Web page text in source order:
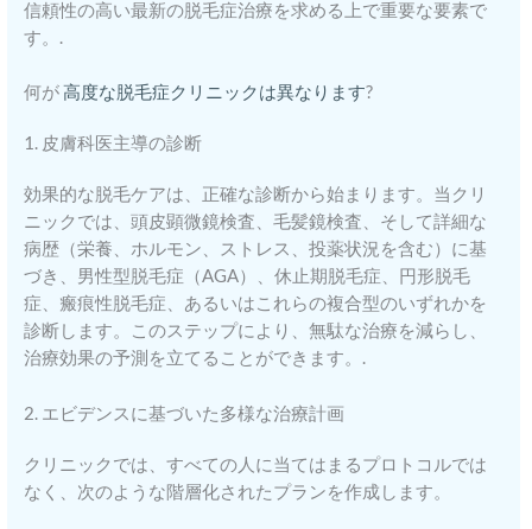
信頼性の高い最新の脱毛症治療を求める上で重要な要素で
す。.
何が高度な脱毛症クリニックは異なります?
1. 皮膚科医主導の診断
効果的な脱毛ケアは、正確な診断から始まります。当クリ
ニックでは、頭皮顕微鏡検査、毛髪鏡検査、そして詳細な
病歴（栄養、ホルモン、ストレス、投薬状況を含む）に基
づき、男性型脱毛症（AGA）、休止期脱毛症、円形脱毛
症、瘢痕性脱毛症、あるいはこれらの複合型のいずれかを
診断します。このステップにより、無駄な治療を減らし、
治療効果の予測を立てることができます。.
2. エビデンスに基づいた多様な治療計画
クリニックでは、すべての人に当てはまるプロトコルでは
なく、次のような階層化されたプランを作成します。